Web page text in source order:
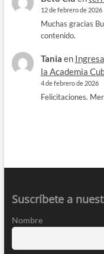
12 de febrero de 2026
Muchas gracias
contenido.
Tania en
la Academia
4 de febrero de 2026
Felicitaciones.
Suscríbete a
Nombre